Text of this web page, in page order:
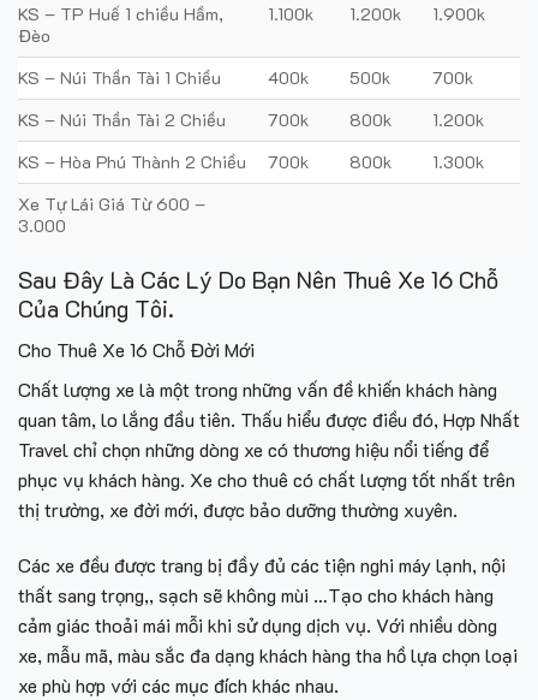
KS – TP Huế 1 chiều Hầm,
Đèo
1.100k 1.200k 1.900k
KS – Núi Thần Tài 1 Chiều 400k 500k
700k
KS – Núi Thần Tài 2 Chiều
700k 800k
1.200k
KS – Hòa Phú Thành 2 Chiều
700k 800k
1.300k
Xe Tự Lái Giá Từ 600 –
3.000
Sau Đây Là Các Lý Do Bạn Nên Thuê Xe 16 Chỗ
Của Chúng Tôi.
Cho Thuê Xe 16 Chỗ Đời Mới
Chất lượng xe là một trong những vấn đề khiến khách hàng
quan tâm, lo lắng đầu tiên. Thấu hiểu được điều đó, Hợp Nhất
Travel chỉ chọn những dòng xe có thương hiệu nổi tiếng để
phục vụ khách hàng. Xe cho thuê có chất lượng tốt nhất trên
thị trường, xe đời mới, được bảo dưỡng thường xuyên.
Các xe đều được trang bị đầy đủ các tiện nghi máy lạnh, nội
thất sang trọng,, sạch sẽ không mùi …Tạo cho khách hàng
cảm giác thoải mái mỗi khi sử dụng dịch vụ. Với nhiều dòng
xe, mẫu mã, màu sắc đa dạng khách hàng tha hồ lựa chọn loại
xe phù hợp với các mục đích khác nhau.